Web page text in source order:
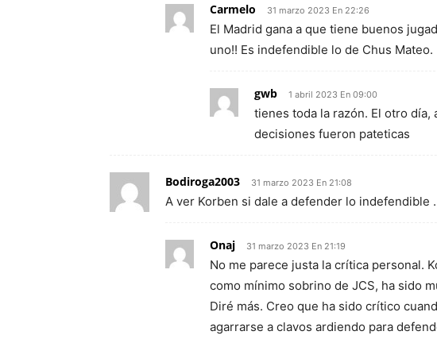
Carmelo 31 marzo 2023 En 22:26
El Madrid gana a que tiene buenos
uno!! Es indefendible lo de Chus Mateo.
gwb 1 abril 2023 En 09:00
tienes toda la razón. El otro día,
decisiones fueron pateticas
Bodiroga2003 31 marzo 2023 En 21:08
A ver Korben si dale a defender lo indefendible
Onaj 31 marzo 2023 En 21:19
No me parece justa la crítica personal.
como mínimo sobrino de JCS, ha sido
Diré más. Creo que ha sido crítico
agarrarse a clavos ardiendo para